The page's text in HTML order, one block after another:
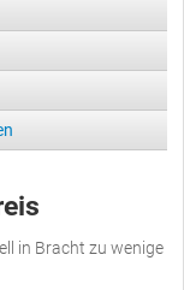
in Bracht zu wenige